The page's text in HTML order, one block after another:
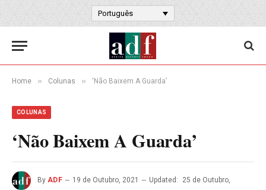
Português
Home » Colunas » ‘Não Baixem A Guarda’
COLUNAS
‘Não Baixem A Guarda’
By ADF 19 de Outubro, 2021 Updated:
25 de Outubro,